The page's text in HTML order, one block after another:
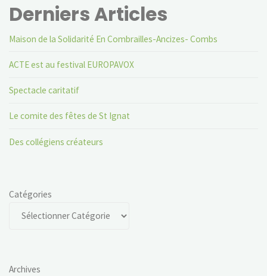
Derniers Articles
Maison de la Solidarité En Combrailles-Ancizes- Combs
ACTE est au festival EUROPAVOX
Spectacle caritatif
Le comite des fêtes de St Ignat
Des collégiens créateurs
Catégories
Archives